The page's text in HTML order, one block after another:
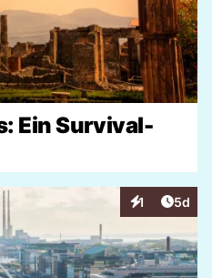
Ein Survival-
1
Interaktionen
5d